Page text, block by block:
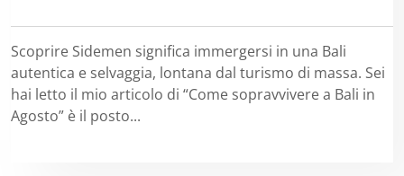
Scoprire Sidemen significa immergersi in una Bali
autentica e selvaggia, lontana dal turismo di massa. Sei
hai letto il mio articolo di “Come sopravvivere a Bali in
Agosto” è il posto...